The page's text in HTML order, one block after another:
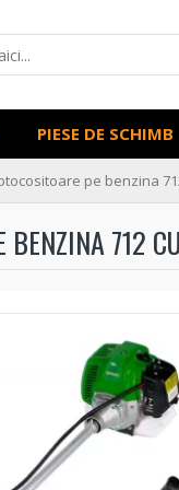
PIESE DE SCHIMB
pe benzina
BENZINA 712